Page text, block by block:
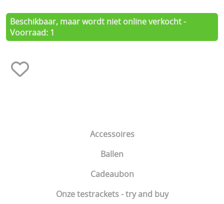
Accessoires
Ballen
Cadeaubon
Onze testrackets - try and buy
Beschikbaar, maar wordt niet online verkocht -
Voorraad: 1